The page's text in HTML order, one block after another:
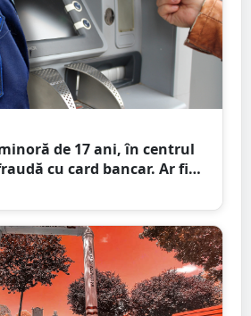
minoră de 17 ani, în centrul
cu card bancar. Ar fi
ilegale, ajutată de trei